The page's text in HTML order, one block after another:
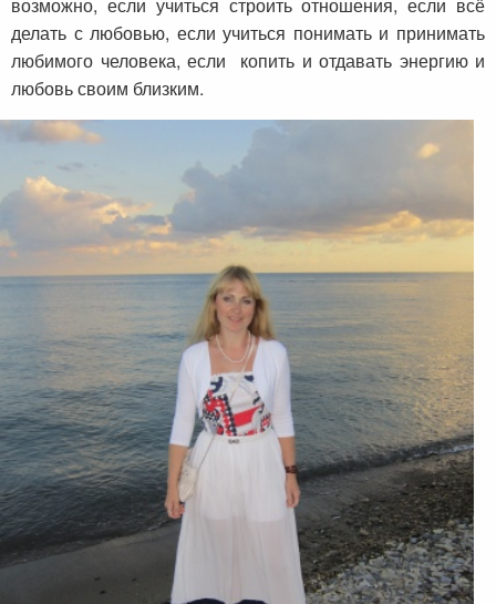
делать с любовью, если учиться понимать и принимать
любимого человека, если копить и отдавать энергию и
любовь своим близким.